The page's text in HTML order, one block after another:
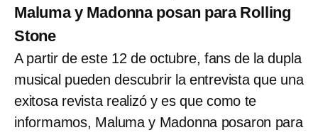
Maluma y Madonna posan para Rolling
Stone
A partir de este 12 de octubre, fans de la dupla
musical pueden descubrir la entrevista que una
exitosa revista realizó y es que como te
informamos, Maluma y Madonna posaron para